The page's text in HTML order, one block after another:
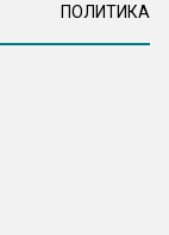
ПОЛИТИКА